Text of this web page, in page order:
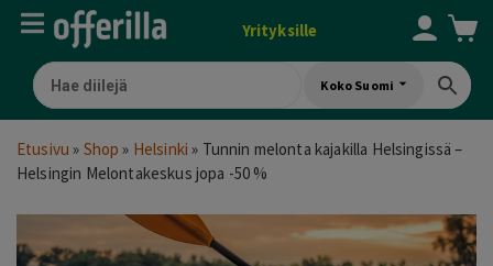
Yrityksille
Koko Suomi
Etusivu » Shop » Helsinki » Tunnin melonta kajakilla Helsingissä –
Helsingin Melontakeskus jopa -50 %